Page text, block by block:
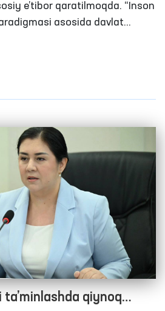
e’tibor qaratilmoqda. “Inson
asosida davlat
yolg‘iz qoldirmaslik
ta’minlashda qiynoq